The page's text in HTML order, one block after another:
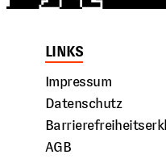
LINKS
Impressum
Datenschutz
AGB